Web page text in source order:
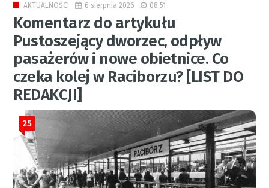
AKTUALNOŚCI 6 sierpnia 2026 08:51
Komentarz do artykułu
Pustoszejący dworzec, odpływ
pasażerów i nowe obietnice. Co
czeka kolej w Raciborzu? [LIST DO
REDAKCJI]
25